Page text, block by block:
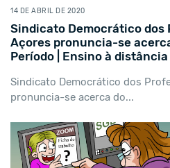
14 DE ABRIL DE 2020
Sindicato Democrático dos
Açores pronuncia-se
Período | Ensino à distância
Sindicato Democrático dos
pronuncia-se acerca do...